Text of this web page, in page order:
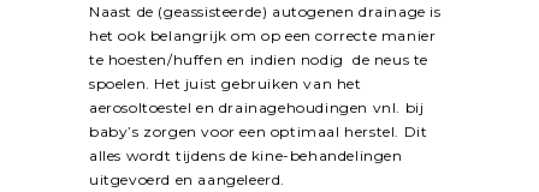
Naast de (geassisteerde) autogenen drainage is
het ook belangrijk om op een correcte manier
te hoesten/huffen en indien nodig de neus te
spoelen. Het juist gebruiken van het
aerosoltoestel en drainagehoudingen vnl. bij
baby’s zorgen voor een optimaal herstel. Dit
alles wordt tijdens de kine-behandelingen
uitgevoerd en aangeleerd.